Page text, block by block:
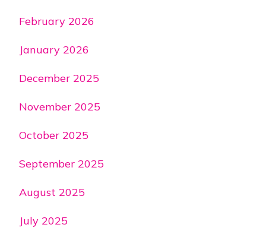
February 2026
January 2026
December 2025
November 2025
October 2025
September 2025
August 2025
July 2025